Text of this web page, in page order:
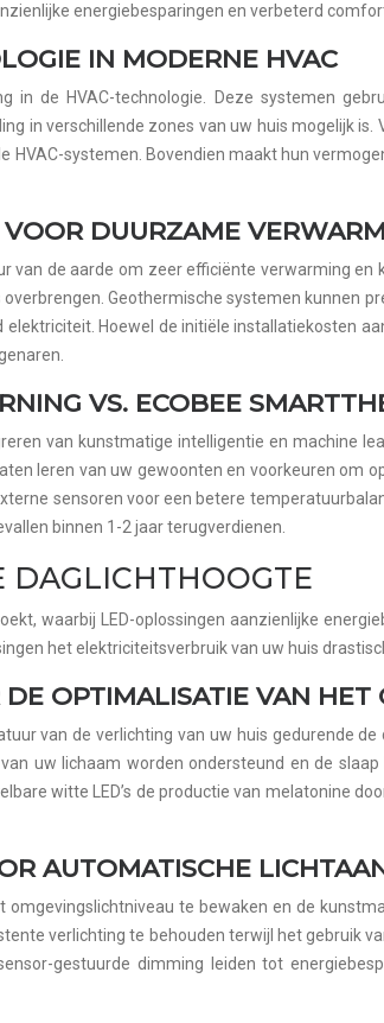
energiebesparingen en verbeterd
IN MODERNE HVAC
in de HVAC-technologie. Deze systemen
in verschillende zones van uw huis mogelijk
systemen. Bovendien maakt hun
DUURZAME
de aarde om zeer efficiënte verwarming en
Geothermische systemen kunnen
Hoewel de initiële installatiekosten
VS. ECOBEE
van kunstmatige intelligentie en machine
leren van uw gewoonten en voorkeuren om
sensoren voor een betere
binnen 1-2 jaar terugverdienen.
DAGLICHTHOOGTE
waarbij LED-oplossingen aanzienlijke
het elektriciteitsverbruik van uw huis
OPTIMALISATIE VAN HET
van de verlichting van uw huis gedurende
uw lichaam worden ondersteund en de
witte LED’s de productie van melatonine
AUTOMATISCHE
te bewaken en de
verlichting te behouden terwijl het gebruik
gestuurde dimming leiden tot